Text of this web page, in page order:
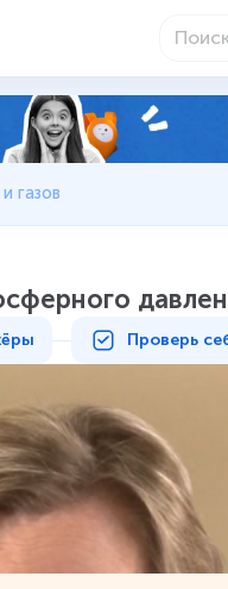
газов
Проверь